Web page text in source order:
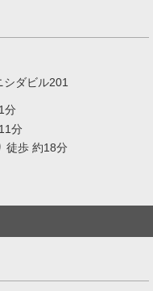
ダビル201
分
分
徒歩 約18分